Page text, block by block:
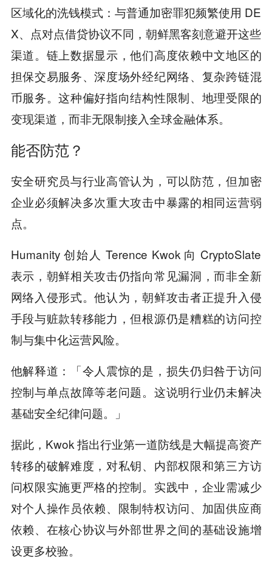
区域化的洗钱模式：与普通加密罪犯频繁使用 DE
X、点对点借贷协议不同，朝鲜黑客刻意避开这些
渠道。链上数据显示，他们高度依赖中文地区的
担保交易服务、深度场外经纪网络、复杂跨链混
币服务。这种偏好指向结构性限制、地理受限的
变现渠道，而非无限制接入全球金融体系。
能否防范？
安全研究员与行业高管认为，可以防范，但加密
企业必须解决多次重大攻击中暴露的相同运营弱
点。
Humanity 创始人 Terence Kwok 向 CryptoSlate
表示，朝鲜相关攻击仍指向常见漏洞，而非全新
网络入侵形式。他认为，朝鲜攻击者正提升入侵
手段与赃款转移能力，但根源仍是糟糕的访问控
制与集中化运营风险。
他解释道：「令人震惊的是，损失仍归咎于访问
控制与单点故障等老问题。这说明行业仍未解决
基础安全纪律问题。」
据此，Kwok 指出行业第一道防线是大幅提高资产
转移的破解难度，对私钥、内部权限和第三方访
问权限实施更严格的控制。实践中，企业需减少
对个人操作员依赖、限制特权访问、加固供应商
依赖、在核心协议与外部世界之间的基础设施增
设更多校验。